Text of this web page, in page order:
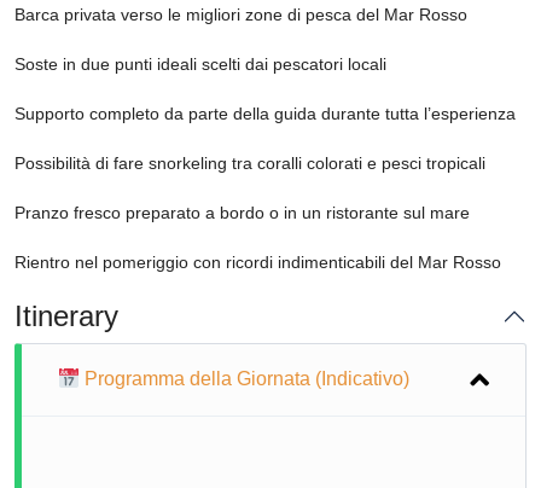
Barca privata verso le migliori zone di pesca del Mar Rosso
Soste in due punti ideali scelti dai pescatori locali
Supporto completo da parte della guida durante tutta l’esperienza
Possibilità di fare snorkeling tra coralli colorati e pesci tropicali
Pranzo fresco preparato a bordo o in un ristorante sul mare
Rientro nel pomeriggio con ricordi indimenticabili del Mar Rosso
Itinerary
Programma della Giornata (Indicativo)